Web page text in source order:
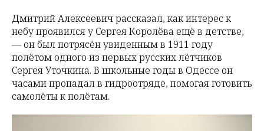
Дмитрий Алексеевич рассказал, как интерес к
небу проявился у Сергея Королёва ещё в детстве,
— он был потрясён увиденным в 1911 году
полётом одного из первых русских лётчиков
Сергея Уточкина. В школьные годы в Одессе он
часами пропадал в гидроотряде, помогая готовить
самолёты к полётам.